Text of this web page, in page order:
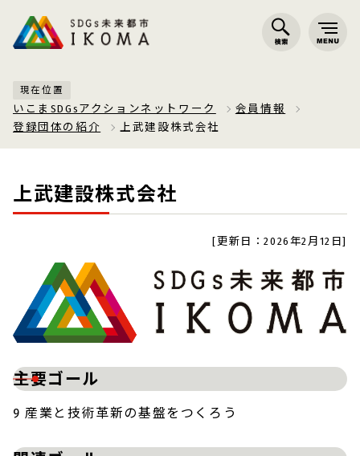
現在位置
いこまSDGsアクションネットワーク
会員情報
登録団体の紹介
上武建設株式会社
上武建設株式会社
[更新日：2026年2月12日]
主要ゴール
9 産業と技術革新の基盤をつくろう